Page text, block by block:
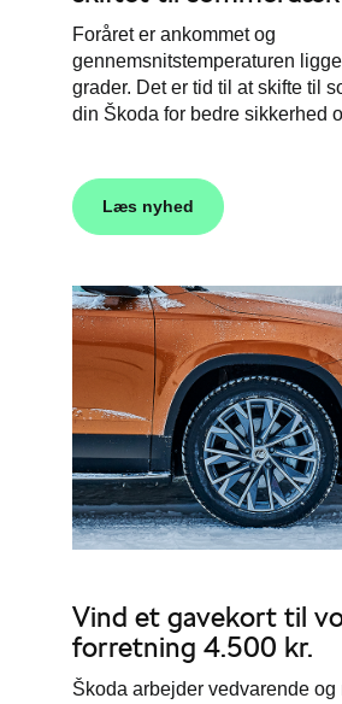
Foråret er ankommet og
gennemsnitstemperaturen
grader. Det er tid til at skifte til
din Škoda for bedre sikkerhed
Læs nyhed
Vind et gavekort til
forretning 4.500 kr.
Škoda arbejder vedvarende og